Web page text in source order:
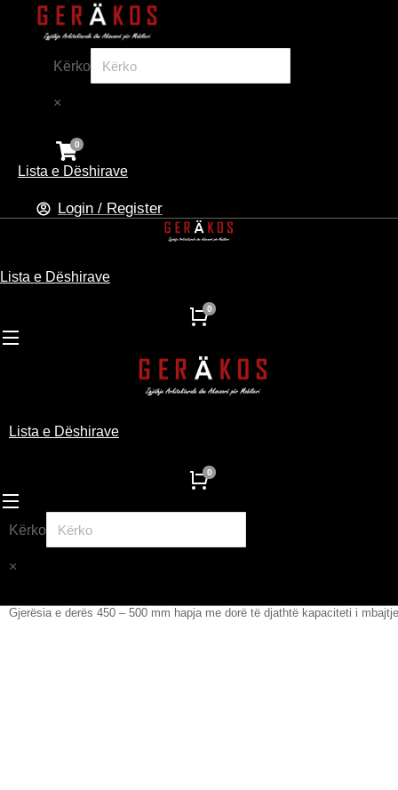
Kërko
×
Lista e Dëshirave
Login / Register
Lista e Dëshirave
Lista e Dëshirave
Kërko
×
You are here:
Gjerësia e derës 450 – 500 mm hapja me dorë të djathtë kapaciteti i